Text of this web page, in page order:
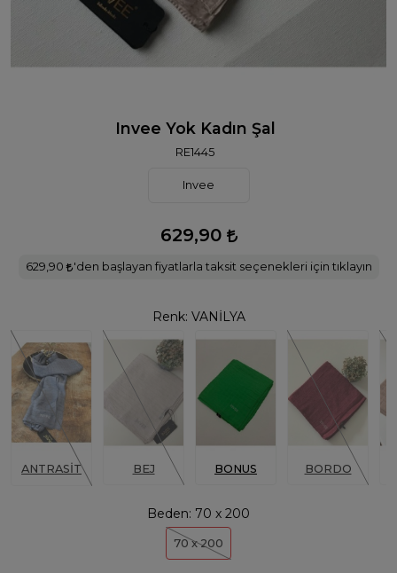
Invee Yok Kadın Şal
RE1445
Invee
629,90
629,90 'den başlayan fiyatlarla taksit seçenekleri için tıklayın
Renk: VANİLYA
ANTRASİT BEJ BONUS BORDO
Beden: 70 x 200
70 x 200